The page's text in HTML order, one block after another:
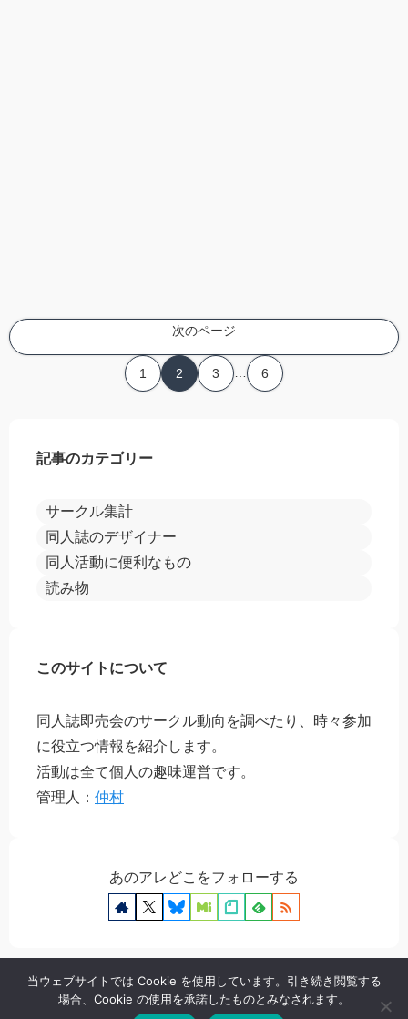
次のページ
1 2 3 6
記事のカテゴリー
サークル集計
同人誌のデザイナー
同人活動に便利なもの
読み物
このサイトについて
同人誌即売会のサークル動向を調べたり、時々参加
に役立つ情報を紹介します。
活動は全て個人の趣味運営です。
管理人： 仲村
あのアレどこをフォローする
プライバシーポリシー お問い合わせ
当ウェブサイトでは Cookie を使用しています。引き続き閲覧する
場合、Cookie の使用を承諾したものとみなされます。